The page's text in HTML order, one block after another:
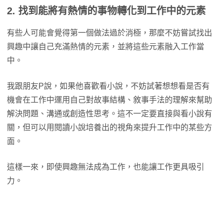
2. 找到能將有熱情的事物轉化到工作中的元素
有些人可能會覺得第一個做法過於消極，那麼不妨嘗試找出
興趣中讓自己充滿熱情的元素，並將這些元素融入工作當
中。
我跟朋友P說，如果他喜歡看小說，不妨試著想想看是否有
機會在工作中運用自己對故事結構、敘事手法的理解來幫助
解決問題、溝通或創造性思考。這不一定要直接與看小說有
關，但可以用閱讀小說培養出的視角來提升工作中的某些方
面。
這樣一來，即使興趣無法成為工作，也能讓工作更具吸引
力。